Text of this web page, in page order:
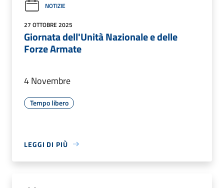
NOTIZIE
27 OTTOBRE 2025
Giornata dell'Unità Nazionale e delle
Forze Armate
4 Novembre
Tempo libero
LEGGI DI PIÙ